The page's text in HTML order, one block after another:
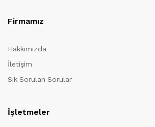
Firmamız
Hakkımızda
İletişim
Sık Sorulan Sorular
İşletmeler